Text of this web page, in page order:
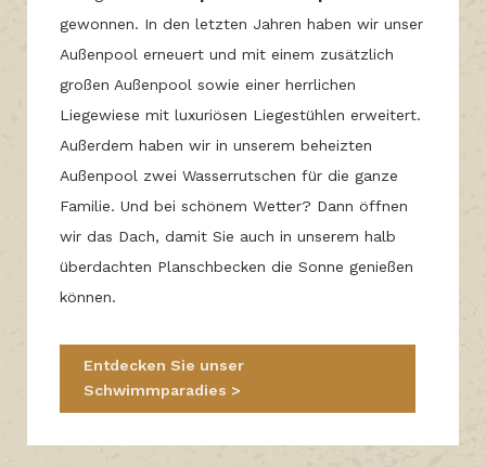
gewonnen. In den letzten Jahren haben wir unser
Außenpool erneuert und mit einem zusätzlich
großen Außenpool sowie einer herrlichen
Liegewiese mit luxuriösen Liegestühlen erweitert.
Außerdem haben wir in unserem beheizten
Außenpool zwei Wasserrutschen für die ganze
Familie. Und bei schönem Wetter? Dann öffnen
wir das Dach, damit Sie auch in unserem halb
überdachten Planschbecken die Sonne genießen
können.
Entdecken Sie unser
Schwimmparadies